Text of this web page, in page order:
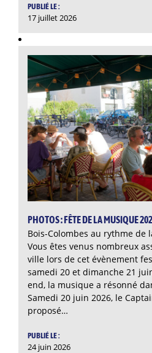
PUBLIÉ LE :
17 juillet 2026
PHOTOS : FÊTE DE LA MUSIQUE
Bois-Colombes au rythme de
Vous êtes venus nombreux
ville lors de cet évènement
samedi 20 et dimanche 21
end, la musique a résonné
Samedi 20 juin 2026, le
proposé…
PUBLIÉ LE :
24 juin 2026